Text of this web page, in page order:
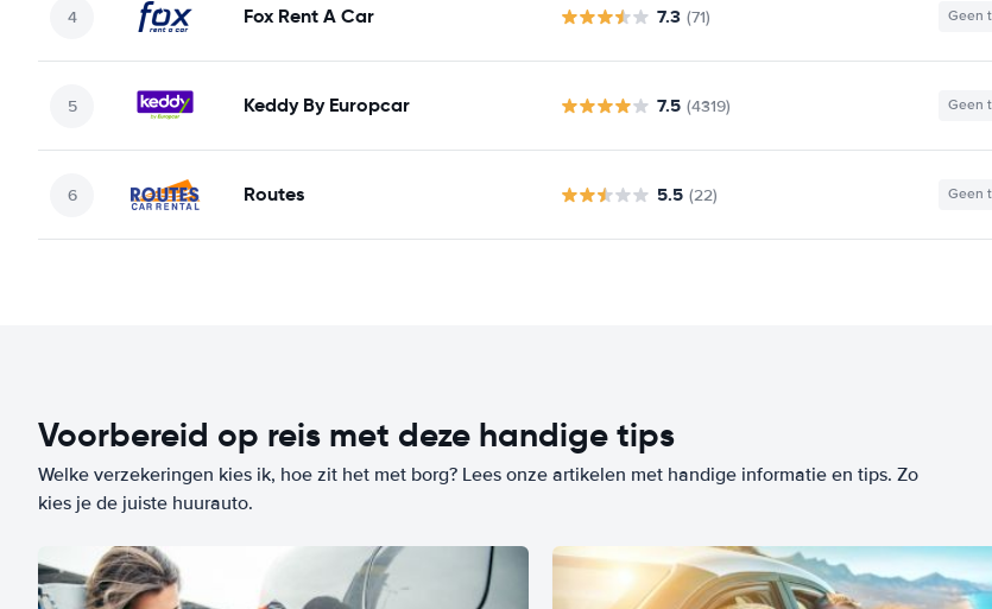
Fox Rent A Car 7.3 (71) Geen
Keddy By Europcar 7.5 (4319) Geen
Routes 5.5 (22) Geen
Voorbereid op reis met deze handige tips
Welke verzekeringen kies ik, hoe zit het met borg? Lees onze artikelen met handige informatie en tips. Zo
kies je de juiste huurauto.